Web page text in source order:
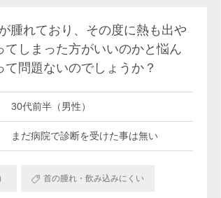
腫れており、その度に熱も出や
しまった方がいいのかと悩ん
問題ないのでしょうか？
30代前半（男性）
まだ病院で診断を受けた事は無い
首の腫れ・飲み込みにくい